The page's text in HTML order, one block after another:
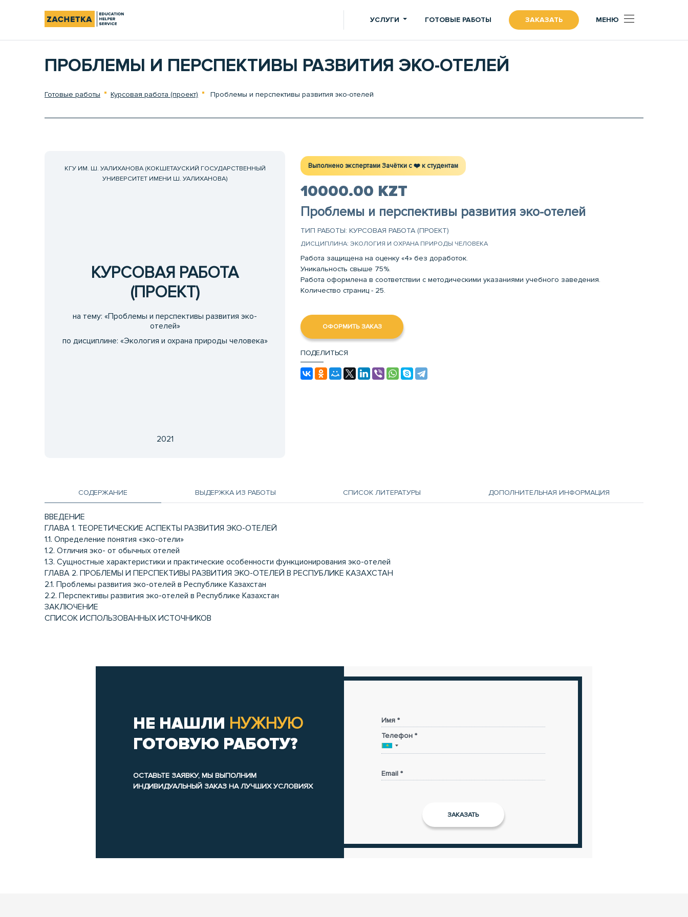
УСЛУГИ ГОТОВЫЕ РАБОТЫ ЗАКАЗАТЬ МЕНЮ
ПРОБЛЕМЫ И ПЕРСПЕКТИВЫ РАЗВИТИЯ ЭКО-ОТЕЛЕЙ
Готовые работы Курсовая работа (проект) Проблемы и перспективы развития эко-отелей
КГУ ИМ. Ш. УАЛИХАНОВА (КОКШЕТАУСКИЙ ГОСУДАРСТВЕННЫЙ
УНИВЕРСИТЕТ ИМЕНИ Ш. УАЛИХАНОВА)
КУРСОВАЯ РАБОТА
(ПРОЕКТ)
на тему: «Проблемы и перспективы развития эко-
отелей»
по дисциплине: «Экология и охрана природы человека»
2021
Выполнено экспертами Зачётки c ❤️ к студентам
10000.00 KZT
Проблемы и перспективы развития эко-отелей
ТИП РАБОТЫ: КУРСОВАЯ РАБОТА (ПРОЕКТ)
ДИСЦИПЛИНА: ЭКОЛОГИЯ И ОХРАНА ПРИРОДЫ ЧЕЛОВЕКА
Работа защищена на оценку «4» без доработок.
Уникальность свыше 75%.
Работа оформлена в соответствии с методическими указаниями учебного заведения.
Количество страниц - 25.
ОФОРМИТЬ ЗАКАЗ
ПОДЕЛИТЬСЯ
СОДЕРЖАНИЕ ВЫДЕРЖКА ИЗ РАБОТЫ СПИСОК ЛИТЕРАТУРЫ ДОПОЛНИТЕЛЬНАЯ ИНФОРМАЦИЯ
ВВЕДЕНИЕ
ГЛАВА 1. ТЕОРЕТИЧЕСКИЕ АСПЕКТЫ РАЗВИТИЯ ЭКО-ОТЕЛЕЙ
1.1. Определение понятия «эко-отели»
1.2. Отличия эко- от обычных отелей
1.3. Сущностные характеристики и практические особенности функционирования эко-отелей
ГЛАВА 2. ПРОБЛЕМЫ И ПЕРСПЕКТИВЫ РАЗВИТИЯ ЭКО-ОТЕЛЕЙ В РЕСПУБЛИКЕ КАЗАХСТАН
2.1. Проблемы развития эко-отелей в Республике Казахстан
2.2. Перспективы развития эко-отелей в Республике Казахстан
ЗАКЛЮЧЕНИЕ
СПИСОК ИСПОЛЬЗОВАННЫХ ИСТОЧНИКОВ
НЕ НАШЛИ НУЖНУЮ
ГОТОВУЮ РАБОТУ?
ОСТАВЬТЕ ЗАЯВКУ, МЫ ВЫПОЛНИМ
ИНДИВИДУАЛЬНЫЙ ЗАКАЗ НА ЛУЧШИХ УСЛОВИЯХ
Имя *
Телефон *
Email *